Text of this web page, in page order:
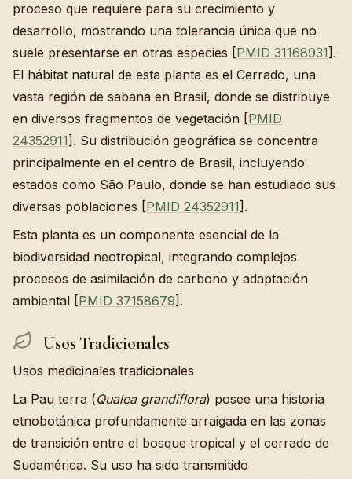
proceso que requiere para su crecimiento y
desarrollo, mostrando una tolerancia única que no
suele presentarse en otras especies [PMID 31168931].
El hábitat natural de esta planta es el Cerrado, una
vasta región de sabana en Brasil, donde se distribuye
en diversos fragmentos de vegetación [PMID
24352911]. Su distribución geográfica se concentra
principalmente en el centro de Brasil, incluyendo
estados como São Paulo, donde se han estudiado sus
diversas poblaciones [PMID 24352911].
Esta planta es un componente esencial de la
biodiversidad neotropical, integrando complejos
procesos de asimilación de carbono y adaptación
ambiental [PMID 37158679].
Usos Tradicionales
Usos medicinales tradicionales
La Pau terra (Qualea grandiflora) posee una historia
etnobotánica profundamente arraigada en las zonas
de transición entre el bosque tropical y el cerrado de
Sudamérica. Su uso ha sido transmitido